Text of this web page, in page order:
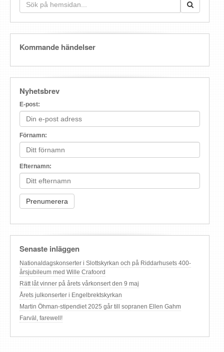
Kommande händelser
Nyhetsbrev
E-post:
Förnamn:
Efternamn:
Senaste inläggen
Nationaldagskonserter i Slottskyrkan och på Riddarhusets 400-
årsjubileum med Wille Crafoord
Rätt låt vinner på årets vårkonsert den 9 maj
Årets julkonserter i Engelbrektskyrkan
Martin Öhman-stipendiet 2025 går till sopranen Ellen Gahm
Farväl, farewell!